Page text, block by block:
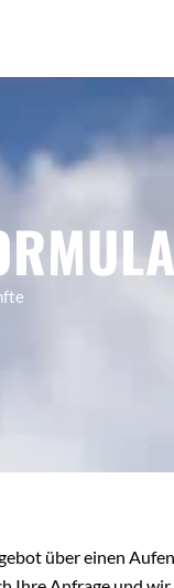
über einen